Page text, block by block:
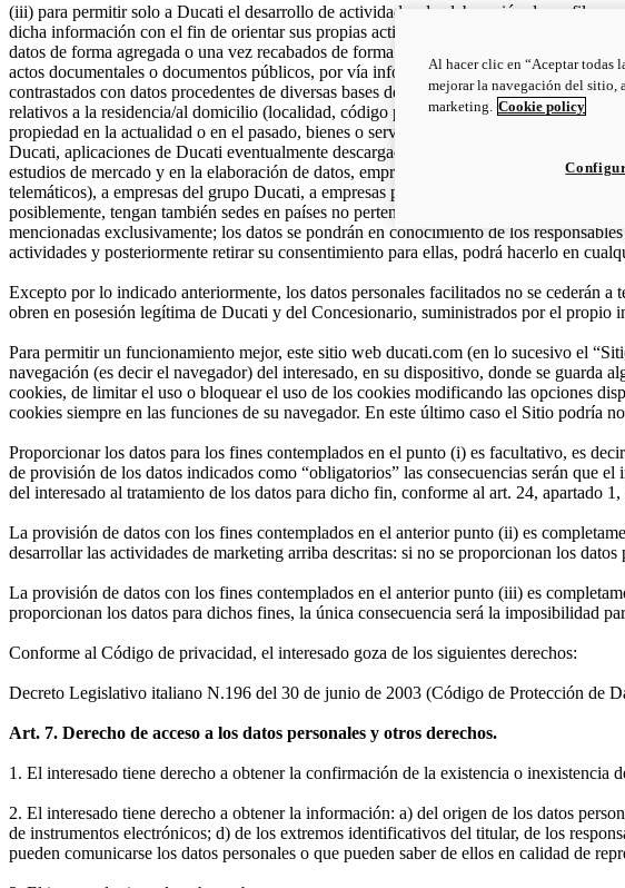
(iii) para permitir solo a Ducati el desarrollo de actividades de elaboración de perfiles,
dicha información con el fin de orientar sus propias actividades de marketing y de
datos de forma agregada o una vez recabados de forma anónima. Los datos tratados
actos documentales o documentos públicos, por vía informática y telemática, y a través
contrastados con datos procedentes de diversas bases de datos públicas o privadas, y
relativos a la residencia/al domicilio (localidad, código postal, país, provincia/región),
propiedad en la actualidad o en el pasado, bienes o servicios adquiridos en la red
Ducati, aplicaciones de Ducati eventualmente descargadas o utilizadas. Con tales
estudios de mercado y en la elaboración de datos, empresas publicitarias,
telemáticos), a empresas del grupo Ducati, a empresas participantes de Ducati o que
posiblemente, tengan también sedes en países no pertenecientes a la Unión Europea
mencionadas exclusivamente; los datos se pondrán en conocimiento de los
actividades y posteriormente retirar su consentimiento para ellas, podrá hacerlo en
Excepto por lo indicado anteriormente, los datos personales facilitados no se cederán
obren en posesión legítima de Ducati y del Concesionario, suministrados por el propio
Para permitir un funcionamiento mejor, este sitio web ducati.com (en lo sucesivo el
navegación (es decir el navegador) del interesado, en su dispositivo, donde se guarda
cookies, de limitar el uso o bloquear el uso de los cookies modificando las opciones
cookies siempre en las funciones de su navegador. En este último caso el Sitio podría
Proporcionar los datos para los fines contemplados en el punto (i) es facultativo, es
de provisión de los datos indicados como “obligatorios” las consecuencias serán que
del interesado al tratamiento de los datos para dicho fin, conforme al art. 24, apartado
La provisión de datos con los fines contemplados en el anterior punto (ii) es
desarrollar las actividades de marketing arriba descritas: si no se proporcionan los
La provisión de datos con los fines contemplados en el anterior punto (iii) es
proporcionan los datos para dichos fines, la única consecuencia será la imposibilidad
Conforme al Código de privacidad, el interesado goza de los siguientes derechos:
Decreto Legislativo italiano N.196 del 30 de junio de 2003 (Código de Protección de
Art. 7. Derecho de acceso a los datos personales y otros derechos.
1. El interesado tiene derecho a obtener la confirmación de la existencia o inexistencia
2. El interesado tiene derecho a obtener la información: a) del origen de los datos
de instrumentos electrónicos; d) de los extremos identificativos del titular, de los
pueden comunicarse los datos personales o que pueden saber de ellos en calidad de
Al hacer clic en “Aceptar todas
mejorar la navegación del sitio,
marketing. Cookie policy